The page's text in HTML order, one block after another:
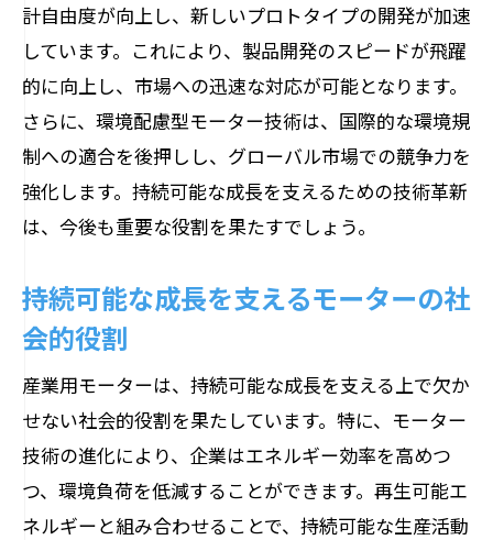
計自由度が向上し、新しいプロトタイプの開発が加速
しています。これにより、製品開発のスピードが飛躍
的に向上し、市場への迅速な対応が可能となります。
さらに、環境配慮型モーター技術は、国際的な環境規
制への適合を後押しし、グローバル市場での競争力を
強化します。持続可能な成長を支えるための技術革新
は、今後も重要な役割を果たすでしょう。
持続可能な成長を支えるモーターの社
会的役割
産業用モーターは、持続可能な成長を支える上で欠か
せない社会的役割を果たしています。特に、モーター
技術の進化により、企業はエネルギー効率を高めつ
つ、環境負荷を低減することができます。再生可能エ
ネルギーと組み合わせることで、持続可能な生産活動